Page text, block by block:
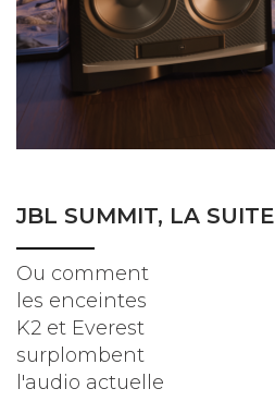
JBL SUMMIT, LA SUITE
Ou comment
les enceintes
K2 et Everest
surplombent
l'audio actuelle